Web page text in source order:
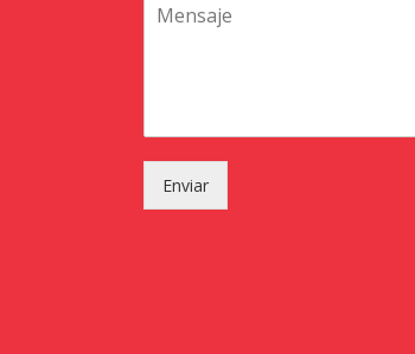
Enviar